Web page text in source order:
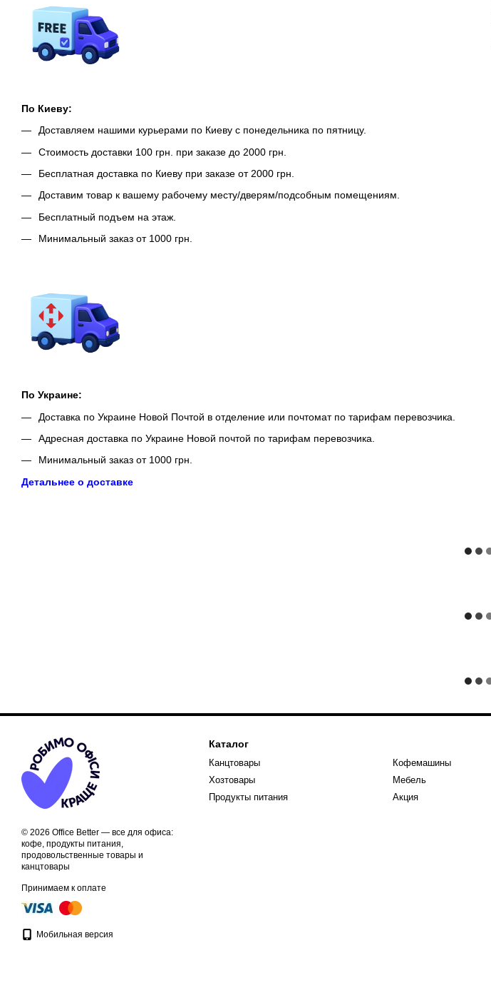
По Киеву:
Доставляем нашими курьерами по Киеву с понедельника по пятницу.
Стоимость доставки 100 грн. при заказе до 2000 грн.
Бесплатная доставка по Киеву при заказе от 2000 грн.
Доставим товар к вашему рабочему месту/дверям/подсобным помещениям.
Бесплатный подъем на этаж.
Минимальный заказ от 1000 грн.
По Украине:
Доставка по Украине Новой Почтой в отделение или почтомат по тарифам перевозчика.
Адресная доставка по Украине Новой почтой по тарифам перевозчика.
Минимальный заказ от 1000 грн.
Детальнее о доставке
© 2026 Office Better — все для офиса:
кофе, продукты питания,
продовольственные товары и
канцтовары
Принимаем к оплате
Мобильная версия
Каталог
Канцтовары
Хозтовары
Продукты питания
Кофемашины
Мебель
Акция